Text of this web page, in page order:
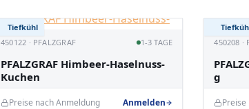
Tiefkühl
450122 · PFALZGRAF
1-3 TAGE
PFALZGRAF Himbeer-Haselnuss-
Kuchen
Preise nach Anmeldung Anmelden
450208 ·
g